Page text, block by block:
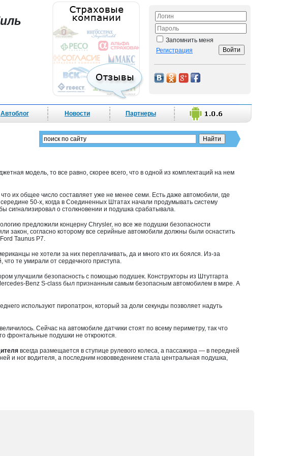
Запомнить меня
Регистрация
Автоблог Новости Партнеры
модель, то все равно, скорее всего, что в одной из комплектаций на нем
их общее число составляет уже не менее семи. Есть даже автомобили, где
50-х, когда в Соединенных Штатах начали продумывать систему
сигнализировал о столкновении и подушка срабатывала.
предложили концерну Chrysler, но все же подушки безопасности
закон, согласно которому все серийные автомобили должны были оснастить
Taunus P7.
не хотели за них переплачивать, да и много кто их боялся. Из-за
те умирали от сердечного приступа.
улучшили безопасность с помощью подушек. Конструкторы из Штутгарта
Benz S-class был признанным самым безопасным автомобилем в мире. А
используют пиропатрон, который за доли секунды позволяет надуть
Сейчас на автомобиле датчики стоят по всему периметру, так что
фронтальные подушки не откроются.
всегда размещается в ступице рулевого колеса, а пассажира — в передней
и ног водителя, а последним нововведением стала центральная подушка,